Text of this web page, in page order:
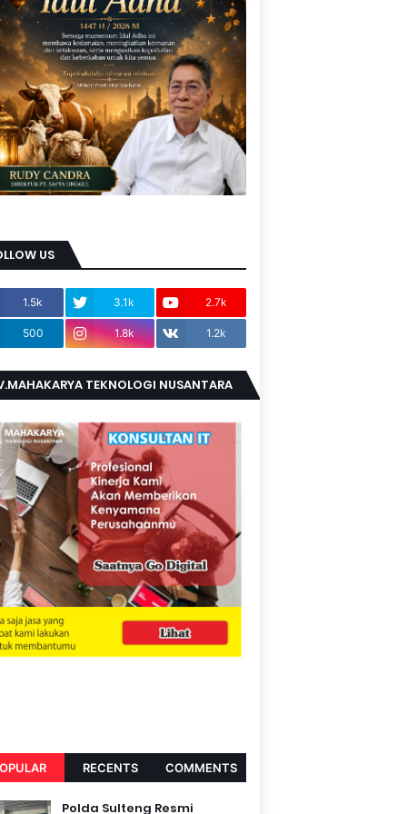
US
1.5k 3.1k 2.7k
500 1.8k 1.2k
TEKNOLOGI NUSANTARA
RECENTS COMMENTS
Polda Sulteng Resmi